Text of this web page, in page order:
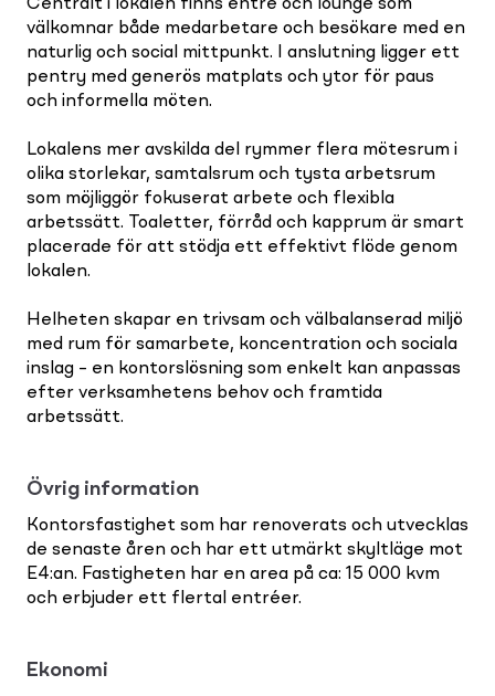
Centralt i lokalen finns entré och lounge som
välkomnar både medarbetare och besökare med en
naturlig och social mittpunkt. I anslutning ligger ett
pentry med generös matplats och ytor för paus
och informella möten.
Lokalens mer avskilda del rymmer flera mötesrum i
olika storlekar, samtalsrum och tysta arbetsrum
som möjliggör fokuserat arbete och flexibla
arbetssätt. Toaletter, förråd och kapprum är smart
placerade för att stödja ett effektivt flöde genom
lokalen.
Helheten skapar en trivsam och välbalanserad miljö
med rum för samarbete, koncentration och sociala
inslag – en kontorslösning som enkelt kan anpassas
efter verksamhetens behov och framtida
arbetssätt.
Övrig information
Kontorsfastighet som har renoverats och utvecklas
de senaste åren och har ett utmärkt skyltläge mot
E4:an. Fastigheten har en area på ca: 15 000 kvm
och erbjuder ett flertal entréer.
Ekonomi